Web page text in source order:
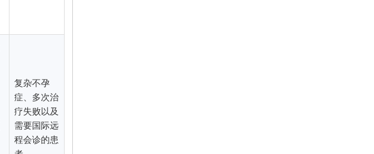
复杂不孕
症、多次治
疗失败以及
需要国际远
程会诊的患